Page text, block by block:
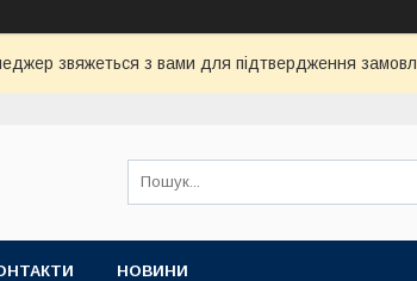
звяжеться з вами для підтвердження
НОВИНИ